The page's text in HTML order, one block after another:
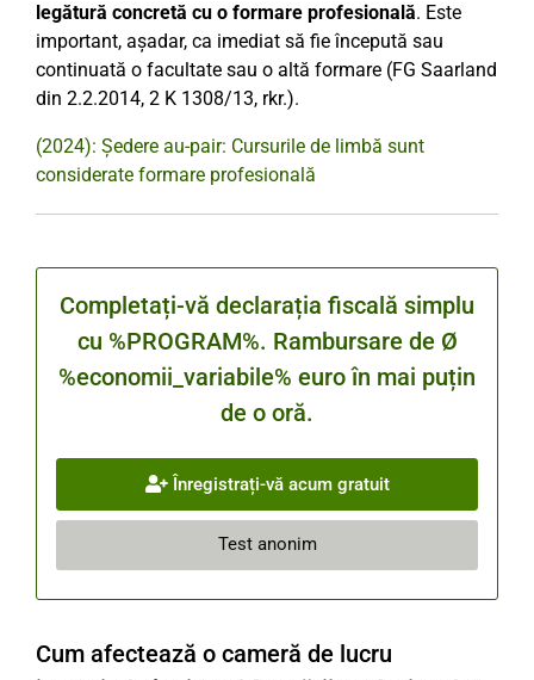
legătură concretă cu o formare profesională. Este
important, așadar, ca imediat să fie începută sau
continuată o facultate sau o altă formare (FG Saarland
din 2.2.2014, 2 K 1308/13, rkr.).
(2024): Ședere au-pair: Cursurile de limbă sunt
considerate formare profesională
Completați-vă declarația fiscală simplu
cu %PROGRAM%. Rambursare de Ø
%economii_variabile% euro în mai puțin
de o oră.
Înregistrați-vă acum gratuit
Test anonim
Cum afectează o cameră de lucru